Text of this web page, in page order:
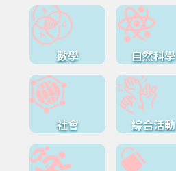
數學 自然科學
社會 綜合活動